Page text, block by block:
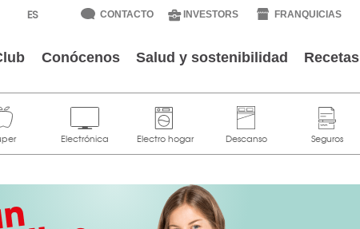
CONTACTO INVESTORS FRANQUICIAS
Conócenos Salud y sostenibilidad Recetas